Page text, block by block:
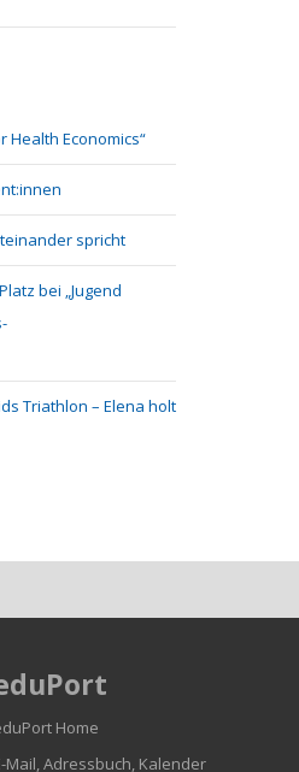
Health Economics“
spricht
bei „Jugend
Triathlon – Elena holt
Home
Mail, Adressbuch, Kalender